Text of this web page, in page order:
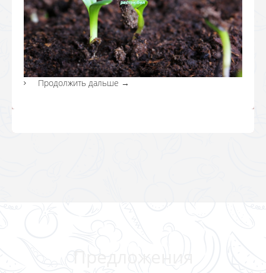
Продолжить дальше →